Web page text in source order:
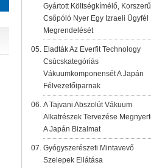
Gyártott Költségkímélő, Korszerű
Csőpóló Nyer Egy Izraeli Ügyfél
Megrendelését
Eladták Az Everfit Technology
Csúcskategóriás
Vákuumkomponensét A Japán
Félvezetőiparnak
A Tajvani Abszolút Vákuum
Alkatrészek Tervezése
A Japán Bizalmat
Gyógyszerészeti Mintavevő
Szelepek Ellátása